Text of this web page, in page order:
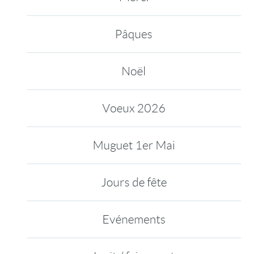
Pâques
Noël
Voeux 2026
Muguet 1er Mai
Jours de fête
Evénements